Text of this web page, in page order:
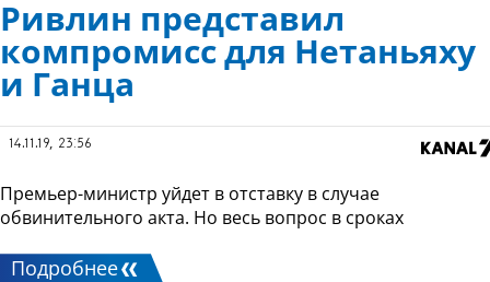
Ривлин представил
компромисс для Нетаньяху
и Ганца
14.11.19, 23:56
Премьер-министр уйдет в отставку в случае
обвинительного акта. Но весь вопрос в сроках
Подробнее